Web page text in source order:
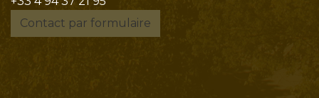
Contact par formulaire